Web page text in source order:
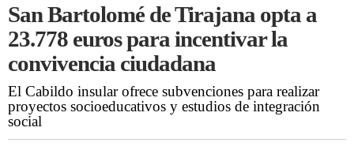
San Bartolomé de Tirajana opta a
23.778 euros para incentivar la
convivencia ciudadana
El Cabildo insular ofrece subvenciones para realizar
proyectos socioeducativos y estudios de integración
social